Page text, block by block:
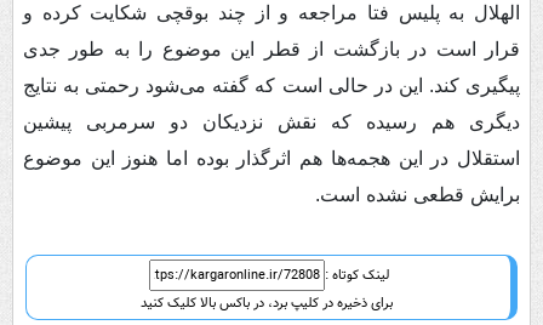
الهلال به پلیس فتا مراجعه و از چند بوقچی شکایت کرده و
قرار است در بازگشت از قطر این موضوع را به طور جدی
پیگیری کند. این در حالی است که گفته می‌شود رحمتی به نتایج
دیگری هم رسیده که نقش نزدیکان دو سرمربی پیشین
استقلال در این هجمه‌ها هم اثرگذار بوده اما هنوز این موضوع
برایش قطعی نشده است.
لینک کوتاه :
برای ذخیره در کلیپ برد، در باکس بالا کلیک کنید